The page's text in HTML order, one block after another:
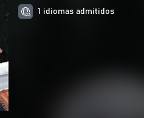
1 idiomas admitidos